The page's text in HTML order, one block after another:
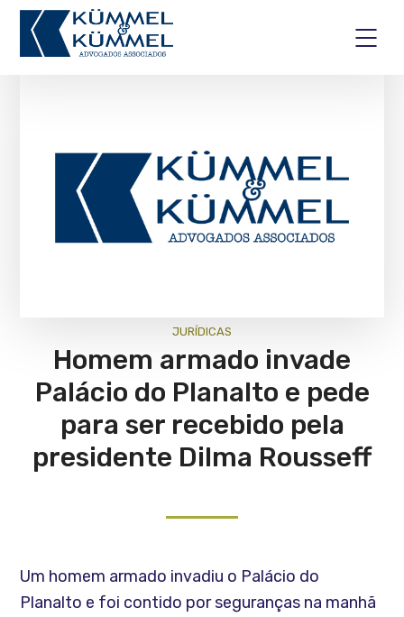
JURÍ­DICAS
Homem armado invade
Palácio do Planalto e pede
para ser recebido pela
presidente Dilma Rousseff
Um homem armado invadiu o Palácio do
Planalto e foi contido por seguranças na manhã